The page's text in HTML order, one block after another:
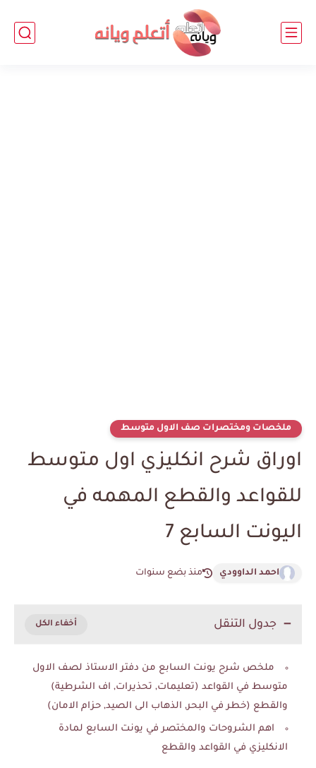
ملخصات ومختصرات صف الاول متوسط
اوراق شرح انكليزي اول متوسط
للقواعد والقطع المهمه في
اليونت السابع 7
احمد الداوودي منذ بضع سنوات
جدول التنقل
ملخص شرح يونت السابع من دفتر الاستاذ لصف الاول
متوسط في القواعد (تعليمات, تحذيرات, اف الشرطية)
والقطع (خطر في البحر, الذهاب الى الصيد, حزام الامان)
اهم الشروحات والمختصر في يونت السابع لمادة
الانكليزي في القواعد والقطع